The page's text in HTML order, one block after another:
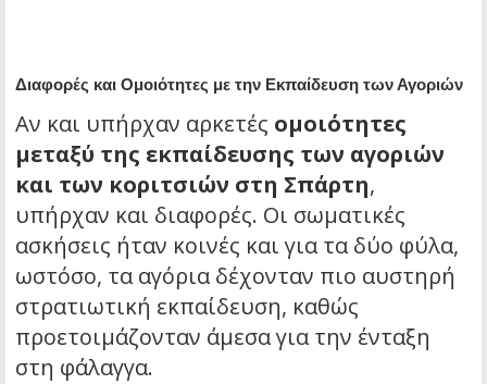
Διαφορές και Ομοιότητες με την Εκπαίδευση των Αγοριών
Αν και υπήρχαν αρκετές ομοιότητες
μεταξύ της εκπαίδευσης των αγοριών
και των κοριτσιών στη Σπάρτη,
υπήρχαν και διαφορές. Οι σωματικές
ασκήσεις ήταν κοινές και για τα δύο φύλα,
ωστόσο, τα αγόρια δέχονταν πιο αυστηρή
στρατιωτική εκπαίδευση, καθώς
προετοιμάζονταν άμεσα για την ένταξη
στη φάλαγγα.